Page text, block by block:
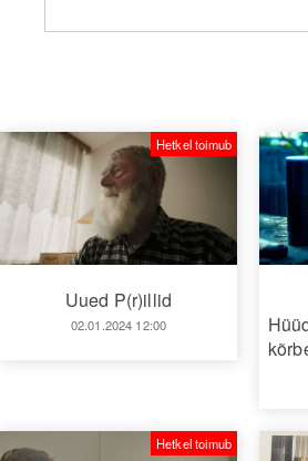
Uued P(r)illid
02.01.2024 12:00
Hetkel toimub
Hetkel toimub